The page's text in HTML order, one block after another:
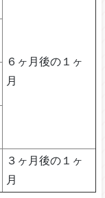
６ヶ月後の１ヶ
月
３ヶ月後の１ヶ
月